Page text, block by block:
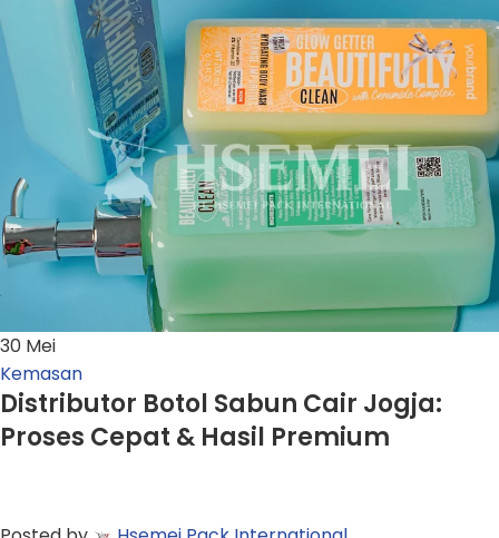
30 Mei
Kemasan
Distributor Botol Sabun Cair Jogja:
Proses Cepat & Hasil Premium